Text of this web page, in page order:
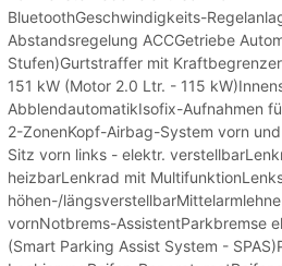
BluetoothGeschwindigkeits-
Abstandsregelung ACCGetriebe
Stufen)Gurtstraffer mit
151 kW (Motor 2.0 Ltr. - 115
AbblendautomatikIsofix-Aufnahmen
2-ZonenKopf-Airbag-System vorn
Sitz vorn links - elektr.
heizbarLenkrad mit
höhen-/
vornNotbrems-AssistentParkbremse
(Smart Parking Assist System -